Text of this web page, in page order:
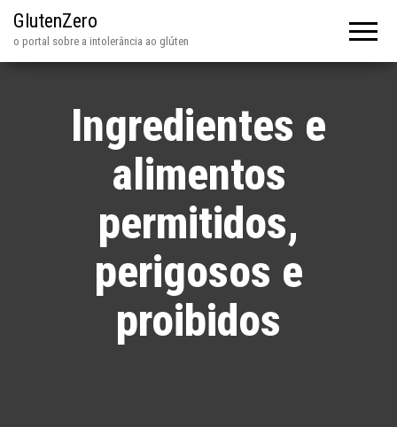
GlutenZero
o portal sobre a intolerância ao glúten
Ingredientes e
alimentos
permitidos,
perigosos e
proibidos